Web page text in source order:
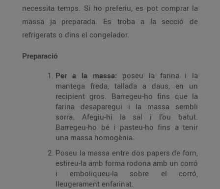
necessita temps. Si ho preferiu, es pot comprar la
massa ja preparada. Es troba a la secció de
refrigerats o dins el congelador.
Preparació
Per a la massa: poseu la farina i la
mantega freda, tallada a daus, en un
recipient gros. Barregeu-ho fins que la
farina desaparegui i la massa sembli
sorra. Afegiu-hi la sal i l’ou batut.
Barregeu-ho bé i pasteu-ho fins a tenir
una massa homogènia.
Poseu la massa entre dos papers de forn,
estireu-la amb forma rodona amb un corró
i emboliqueu-la sobre el corró,
lleugerament enfarinat.